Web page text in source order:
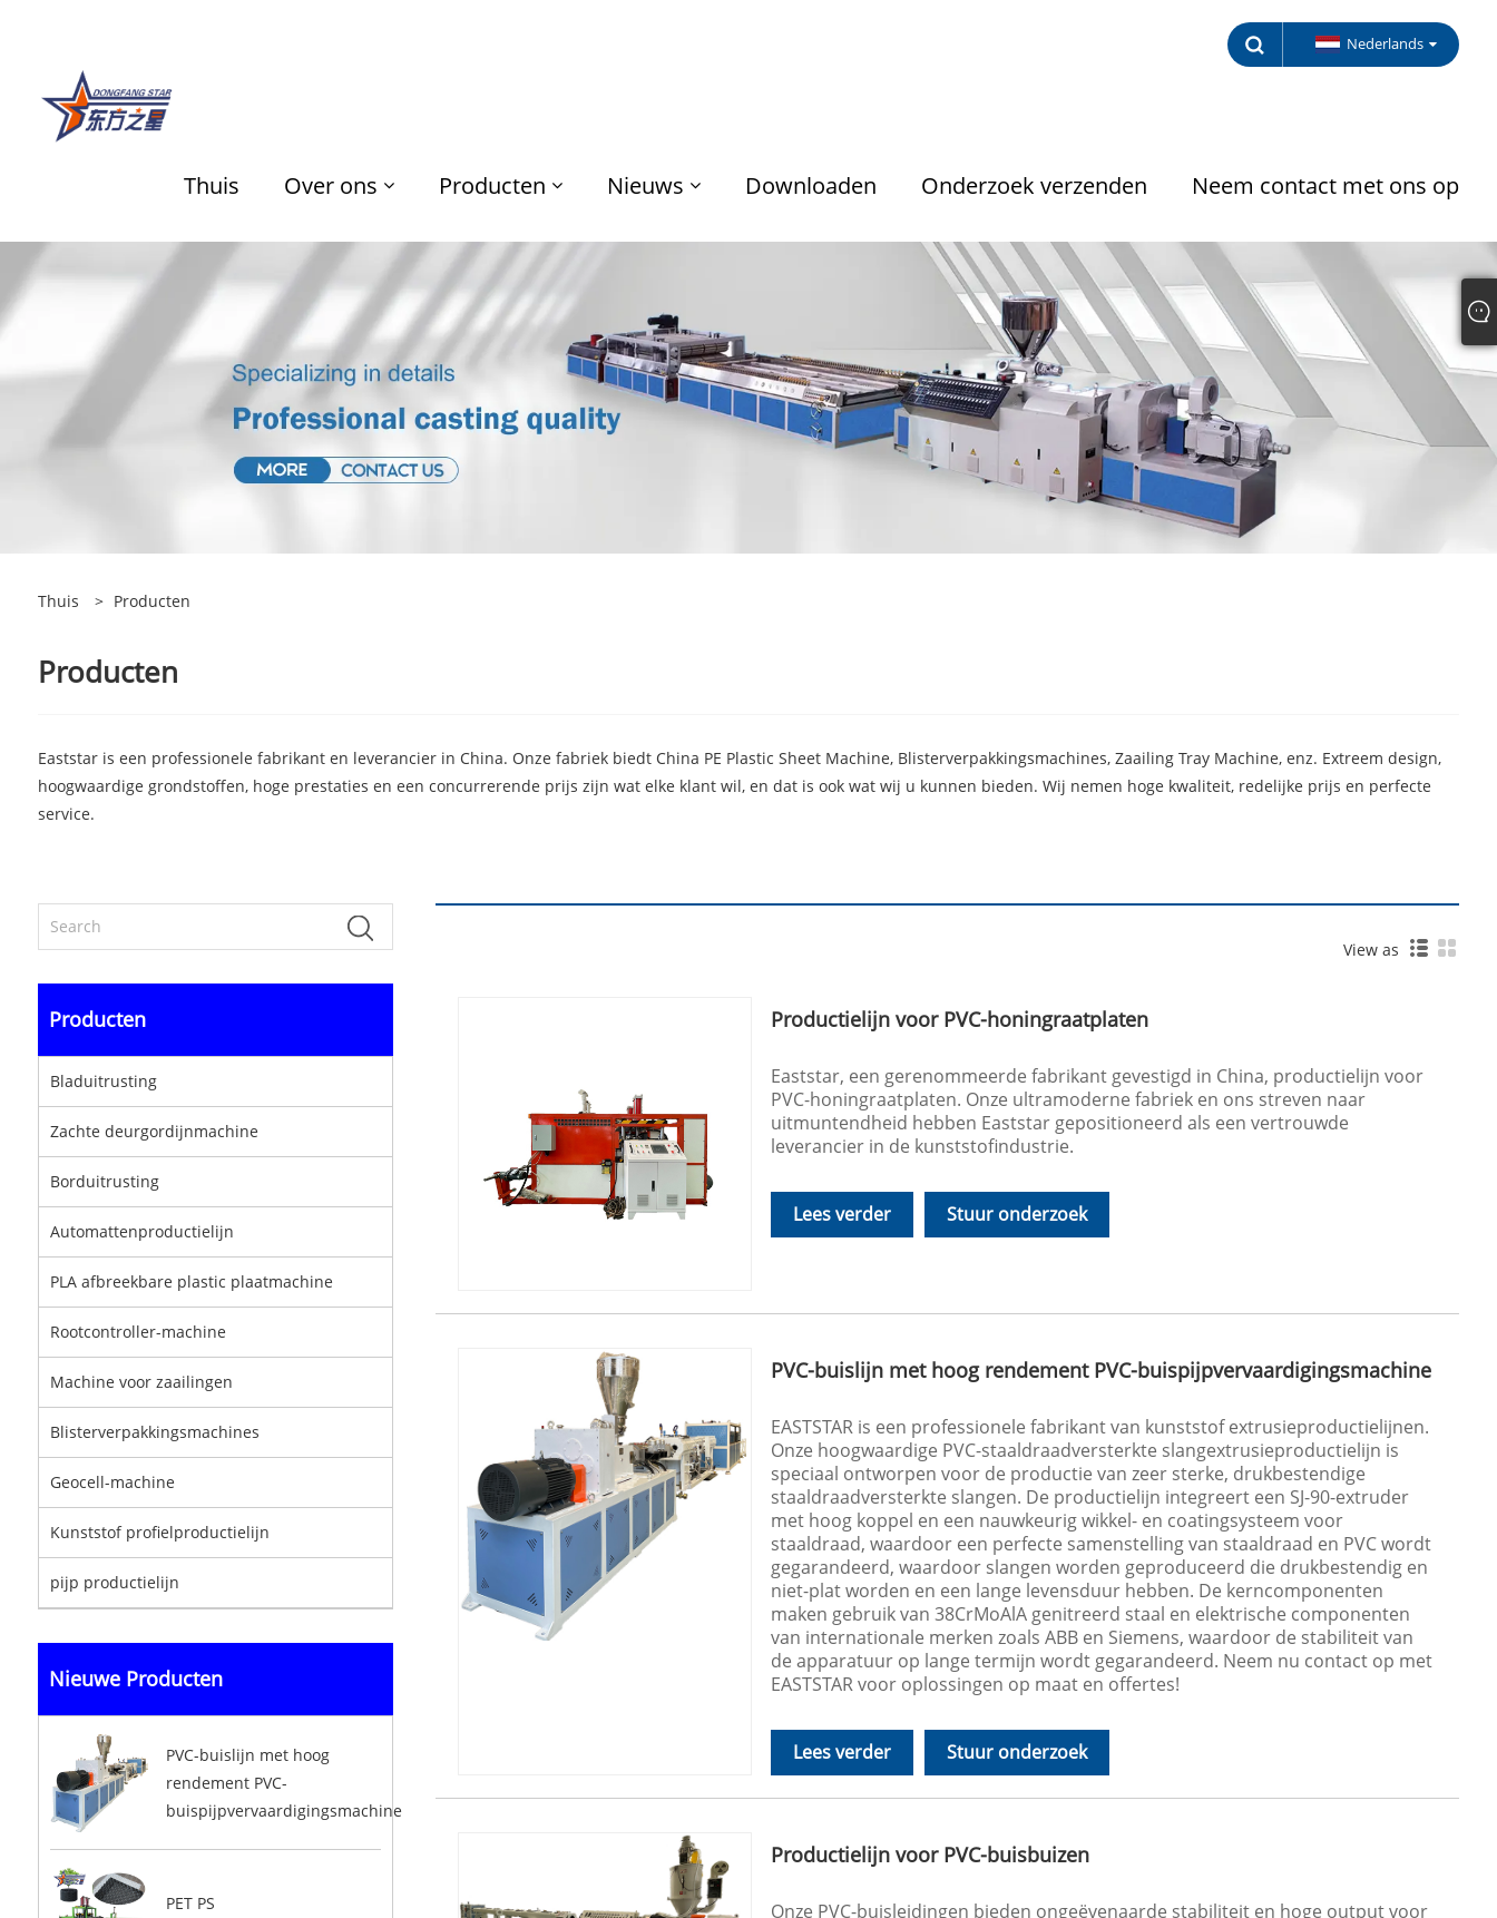
Nederlands
Thuis Over ons Producten Nieuws Downloaden Onderzoek verzenden Neem contact met ons op
Thuis > Producten
Producten
Eaststar is een professionele fabrikant en leverancier in China. Onze fabriek biedt China PE Plastic Sheet Machine, Blisterverpakkingsmachines, Zaailing Tray Machine, enz. Extreem design,
hoogwaardige grondstoffen, hoge prestaties en een concurrerende prijs zijn wat elke klant wil, en dat is ook wat wij u kunnen bieden. Wij nemen hoge kwaliteit, redelijke prijs en perfecte
service.
Producten
Bladuitrusting
Zachte deurgordijnmachine
Borduitrusting
Automattenproductielijn
PLA afbreekbare plastic plaatmachine
Rootcontroller-machine
Machine voor zaailingen
Blisterverpakkingsmachines
Geocell-machine
Kunststof profielproductielijn
pijp productielijn
Nieuwe Producten
PVC-buislijn met hoog
rendement PVC-
buispijpvervaardigingsmachine
PET PS
View as
Productielijn voor PVC-honingraatplaten
Eaststar, een gerenommeerde fabrikant gevestigd in China, productielijn voor
PVC-honingraatplaten. Onze ultramoderne fabriek en ons streven naar
uitmuntendheid hebben Eaststar gepositioneerd als een vertrouwde
leverancier in de kunststofindustrie.
Lees verder Stuur onderzoek
PVC-buislijn met hoog rendement PVC-buispijpvervaardigingsmachine
EASTSTAR is een professionele fabrikant van kunststof extrusieproductielijnen.
Onze hoogwaardige PVC-staaldraadversterkte slangextrusieproductielijn is
speciaal ontworpen voor de productie van zeer sterke, drukbestendige
staaldraadversterkte slangen. De productielijn integreert een SJ-90-extruder
met hoog koppel en een nauwkeurig wikkel- en coatingsysteem voor
staaldraad, waardoor een perfecte samenstelling van staaldraad en PVC wordt
gegarandeerd, waardoor slangen worden geproduceerd die drukbestendig en
niet-plat worden en een lange levensduur hebben. De kerncomponenten
maken gebruik van 38CrMoAlA genitreerd staal en elektrische componenten
van internationale merken zoals ABB en Siemens, waardoor de stabiliteit van
de apparatuur op lange termijn wordt gegarandeerd. Neem nu contact op met
EASTSTAR voor oplossingen op maat en offertes!
Lees verder Stuur onderzoek
Productielijn voor PVC-buisbuizen
Onze PVC-buisleidingen bieden ongeëvenaarde stabiliteit en hoge output voor